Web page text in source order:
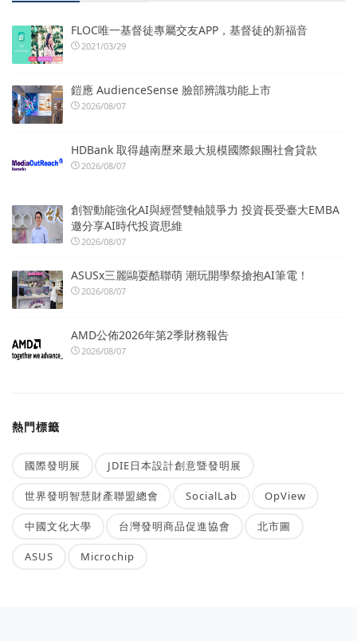
FLOC唯一基督徒專屬交友APP，基督徒的新福音
2021/03/29
鎧應 AudienceSense 臉部辨識功能上市
2026/08/07
HDBank 取得越南歷來最大規模國際銀團社會貸款
2026/08/07
創智動能強化AI與經營雙軸競爭力 投資長受臺大EMBA
邀分享AI時代投資思維
2026/08/07
ASUSx三麗鷗耍酷聯萌 潮玩開學祭搶抱AI筆電！
2026/08/07
AMD公佈2026年第2季財務報告
2026/08/07
熱門標籤
國際發明展 JDIE日本設計創意暨發明展
世界發明智慧財產聯盟總會 SocialLab OpView
中國文化大學 台灣發明商品促進協會 北市圖
ASUS Microchip